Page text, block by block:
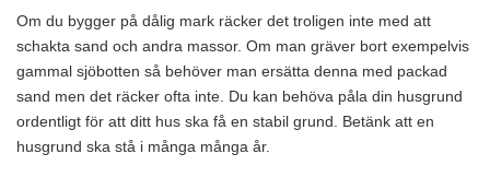
Om du bygger på dålig mark räcker det troligen inte med att
schakta sand och andra massor. Om man gräver bort exempelvis
gammal sjöbotten så behöver man ersätta denna med packad
sand men det räcker ofta inte. Du kan behöva påla din husgrund
ordentligt för att ditt hus ska få en stabil grund. Betänk att en
husgrund ska stå i många många år.